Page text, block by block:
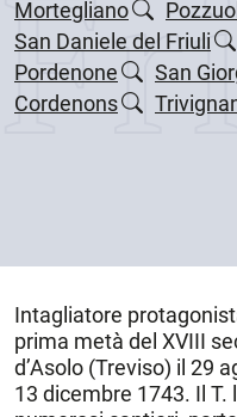
Mortegliano
San Daniele del Friuli
Pordenone
San
Cordenons
Intagliatore
prima metà del XVIII
d’Asolo (Treviso) il 29
13 dicembre 1743. Il T.